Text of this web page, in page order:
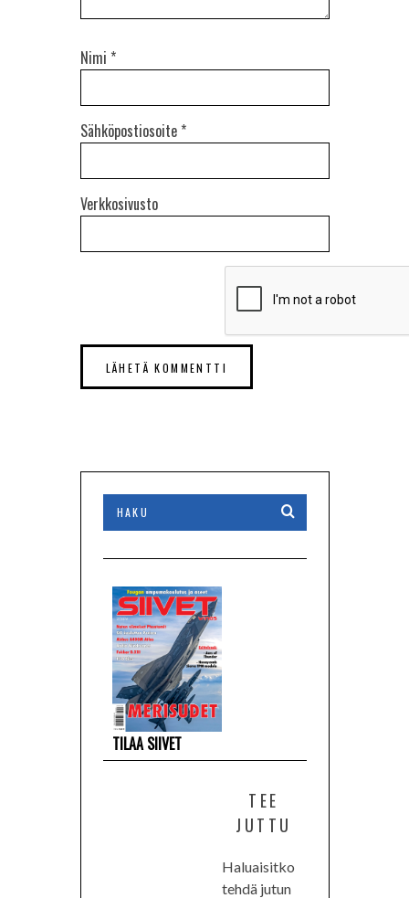
Nimi *
Sähköpostiosoite *
Verkkosivusto
TILAA SIIVET
TEE
JUTTU
Haluaisitko
tehdä jutun